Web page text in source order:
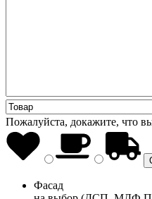
Пожалуйста, докажите, что
Фасад